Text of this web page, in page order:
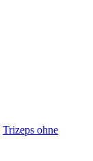
Trizeps ohne